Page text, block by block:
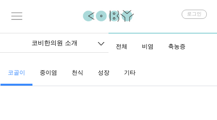
회
인
로그인
코비한의원 소개 전체 비염 축농증
코골이 중이염 천식 성장 기타